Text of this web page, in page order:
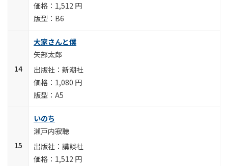
1,512 円
B6
大家さんと僕
矢部太郎
新潮社
1,080 円
A5
いのち
瀬戸内寂聴
講談社
1,512 円